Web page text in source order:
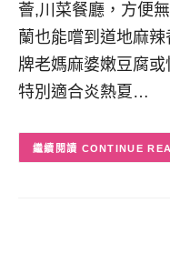
薈,川菜餐廳，方便
蘭也能嚐到道地麻
牌老媽麻婆嫩豆腐
特別適合炎熱夏…
CONTINUE